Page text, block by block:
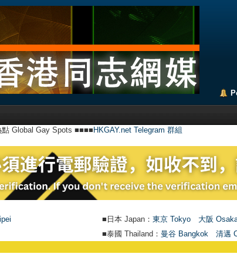
點 Global Gay Spots ■■■■ HKGAY.net Telegram 群組
■日本 Japan： 東京 Tokyo 大阪
■泰國 Thailand： 曼谷 Bangkok
清邁